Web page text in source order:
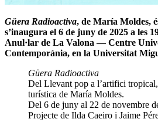
Güera Radioactiva, de María Moldes,
s’inaugura el 6 de juny de 2025 a les
Anul·lar de La Valona — Centre
Contemporània, en la Universitat
Güera Radioactiva
Del Llevant pop a l’artifici
turística de María Moldes.
Del 6 de juny al 22 de novembre
Projecte de Ilda Caeiro i Jaime